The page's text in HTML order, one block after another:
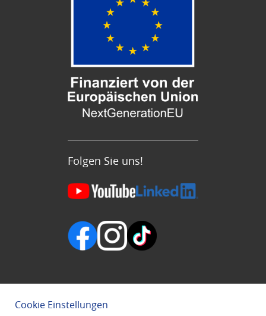
Folgen Sie uns!
Cookie Einstellungen